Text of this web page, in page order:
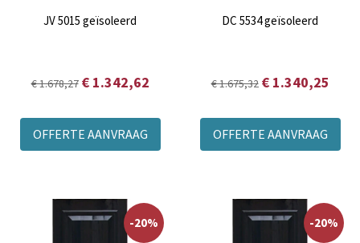
JV 5015 geïsoleerd
€ 1.678,27 € 1.342,62
OFFERTE AANVRAAG
DC 5534 geïsoleerd
€ 1.675,32 € 1.340,25
OFFERTE AANVRAAG
-20% -20%